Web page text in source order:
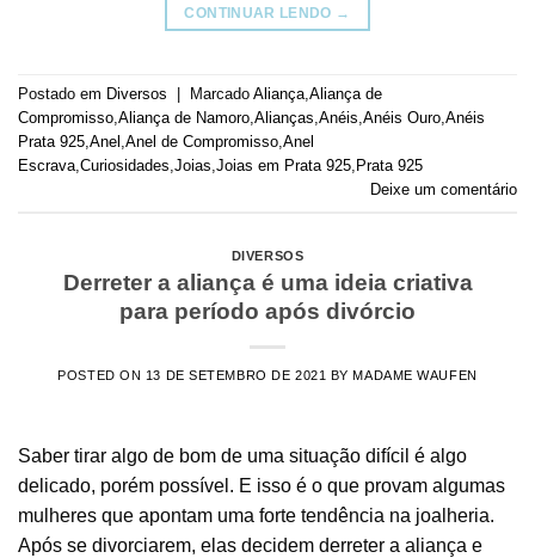
CONTINUAR LENDO →
Postado em Diversos Marcado Aliança Aliança de
Compromisso Aliança de Namoro Alianças Anéis Anéis Ouro Anéis
Prata 925 Anel Anel de Compromisso Anel
Escrava Curiosidades Joias Joias em Prata 925 Prata 925
Deixe um comentário
DIVERSOS
Derreter a aliança é uma ideia criativa
para período após divórcio
POSTED ON 13 DE SETEMBRO DE 2021 BY MADAME WAUFEN
Saber tirar algo de bom de uma situação difícil é algo
delicado, porém possível. E isso é o que provam algumas
mulheres que apontam uma forte tendência na joalheria.
Após se divorciarem, elas decidem derreter a aliança e